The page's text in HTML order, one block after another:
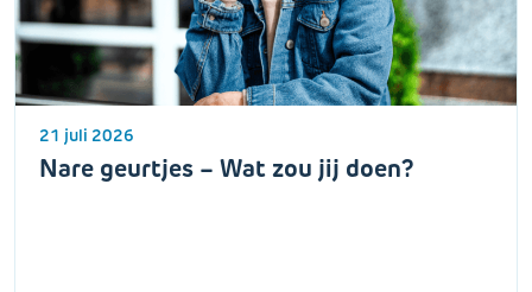
21 juli 2026
Nare geurtjes – Wat zou jij doen?